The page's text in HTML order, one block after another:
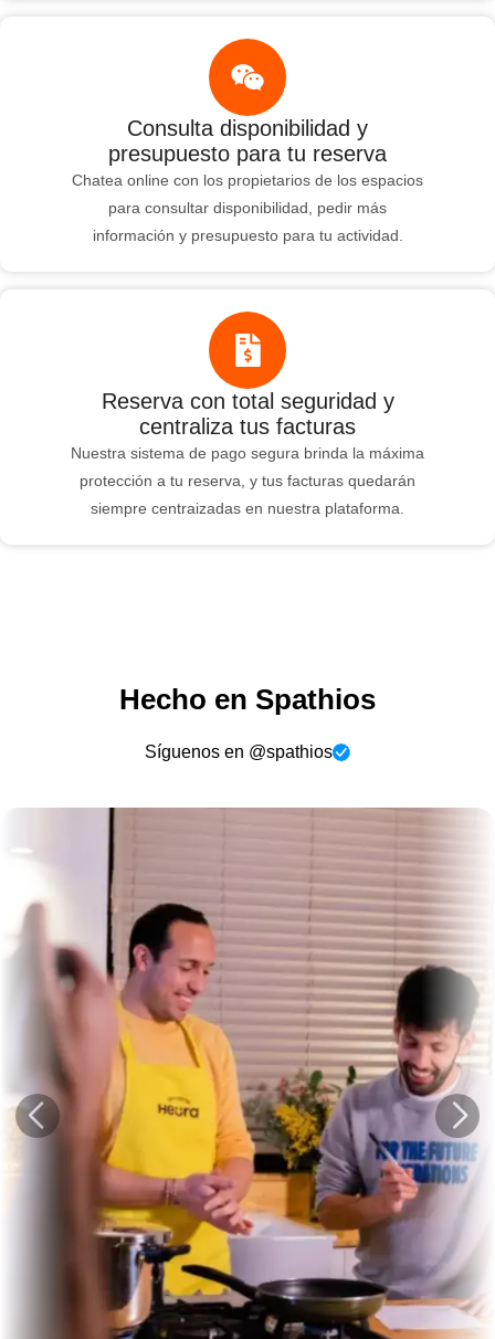
Consulta disponibilidad y
presupuesto para tu reserva
Chatea online con los propietarios de los espacios
para consultar disponibilidad, pedir más
información y presupuesto para tu actividad.
Reserva con total seguridad y
centraliza tus facturas
Nuestra sistema de pago segura brinda la máxima
protección a tu reserva, y tus facturas quedarán
siempre centraizadas en nuestra plataforma.
Hecho en Spathios
Síguenos en @spathios